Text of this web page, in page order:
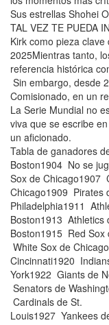
Sus estrellas Shohei
TAL VEZ TE PUEDA
Kirk como pieza
2025Mientras tanto,
referencia histórica
Sin embargo, desde
Comisionado, en un
La Serie Mundial no
viva que se escribe
un aficionado.
Tabla de ganadores
Boston1904 No se
Sox de Chicago1907
Chicago1909 Pirates
Philadelphia1911
Boston1913 Athletics
Boston1915 Red
White Sox de
Cincinnati1920
York1922 Giants de
Senators de
Cardinals de St.
Louis1927 Yankees